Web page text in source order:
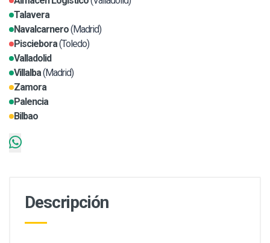
Talavera
Navalcarnero(Madrid)
Pisciebora(Toledo)
Valladolid
Villalba(Madrid)
Zamora
Palencia
Bilbao
Descripción